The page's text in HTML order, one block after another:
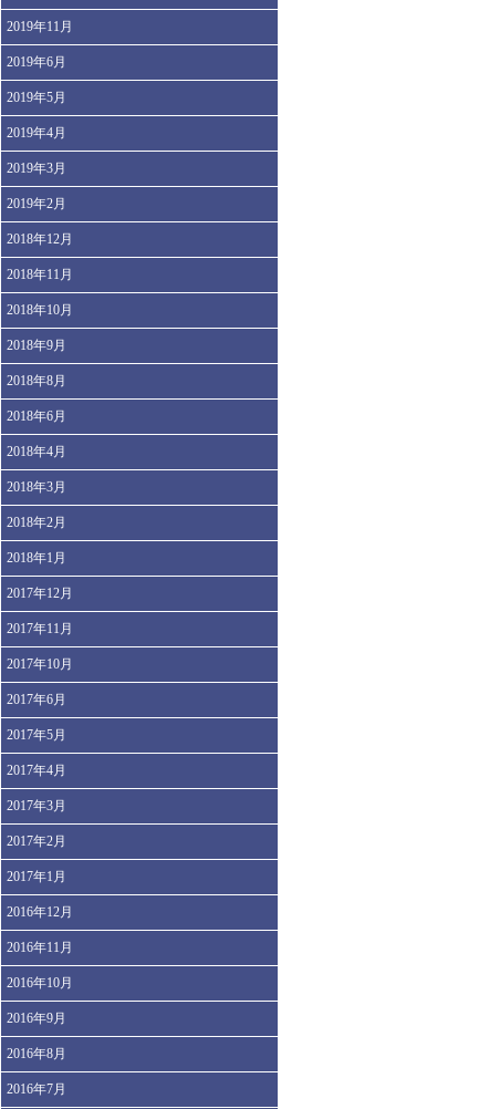
2019年11月
2019年6月
2019年5月
2019年4月
2019年3月
2019年2月
2018年12月
2018年11月
2018年10月
2018年9月
2018年8月
2018年6月
2018年4月
2018年3月
2018年2月
2018年1月
2017年12月
2017年11月
2017年10月
2017年6月
2017年5月
2017年4月
2017年3月
2017年2月
2017年1月
2016年12月
2016年11月
2016年10月
2016年9月
2016年8月
2016年7月